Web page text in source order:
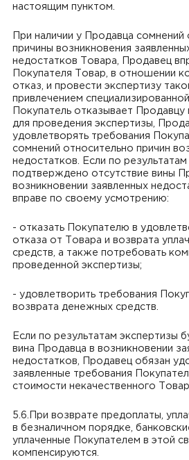
настоящим пунктом.
При наличии у Продавца сомнений
причины возникновения
недостатков Товара, Продавец
Покупателя Товар, в отношении
отказ, и провести экспертизу
привлечением
Покупатель отказывает Продавцу
для проведения экспертизы,
удовлетворять требования
сомнений относительно причин
недостатков. Если по
подтверждено отсутствие вины
возникновении заявленных
вправе по своему усмотрению:
- отказать Покупателю в
отказа от Товара и возврата
средств, а также потребовать
проведенной экспертизы;
- удовлетворить требования
возврата денежных средств.
Если по результатам экспертизы
вина Продавца в возникновении
недостатков, Продавец обязан
заявленные требования
стоимости некачественного
5.6.При возврате предоплаты,
в безналичном порядке,
уплаченные Покупателем в этой
компенсируются.